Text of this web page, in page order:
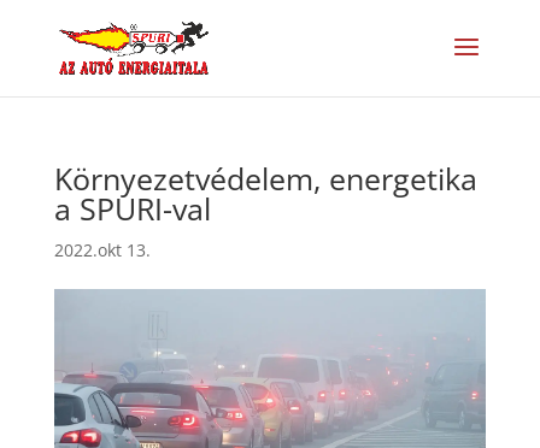
Környezetvédelem, energetika
a SPURI-val
2022.okt 13.